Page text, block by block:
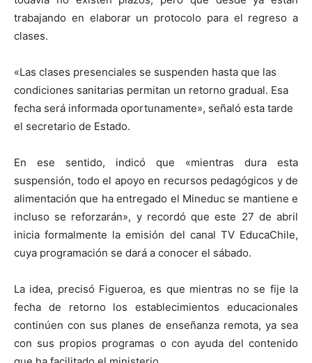
trabajando en elaborar un protocolo para el regreso a
clases.
«Las clases presenciales se suspenden hasta que las
condiciones sanitarias permitan un retorno gradual. Esa
fecha será informada oportunamente», señaló esta tarde
el secretario de Estado.
En ese sentido, indicó que «mientras dura esta
suspensión, todo el apoyo en recursos pedagógicos y de
alimentación que ha entregado el Mineduc se mantiene e
incluso se reforzarán», y recordó que este 27 de abril
inicia formalmente la emisión del canal TV EducaChile,
cuya programación se dará a conocer el sábado.
La idea, precisó Figueroa, es que mientras no se fije la
fecha de retorno los establecimientos educacionales
continúen con sus planes de enseñanza remota, ya sea
con sus propios programas o con ayuda del contenido